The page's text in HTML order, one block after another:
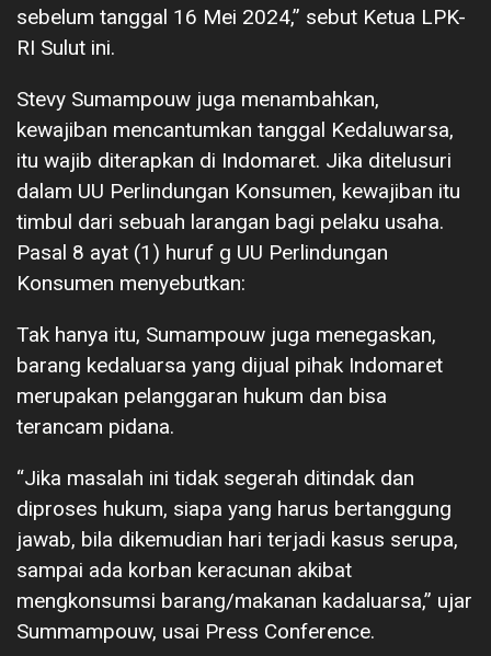
sebelum tanggal 16 Mei 2024,” sebut Ketua LPK-
RI Sulut ini.
Stevy Sumampouw juga menambahkan,
kewajiban mencantumkan tanggal Kedaluwarsa,
itu wajib diterapkan di Indomaret. Jika ditelusuri
dalam UU Perlindungan Konsumen, kewajiban itu
timbul dari sebuah larangan bagi pelaku usaha.
Pasal 8 ayat (1) huruf g UU Perlindungan
Konsumen menyebutkan:
Tak hanya itu, Sumampouw juga menegaskan,
barang kedaluarsa yang dijual pihak Indomaret
merupakan pelanggaran hukum dan bisa
terancam pidana.
“Jika masalah ini tidak segerah ditindak dan
diproses hukum, siapa yang harus bertanggung
jawab, bila dikemudian hari terjadi kasus serupa,
sampai ada korban keracunan akibat
mengkonsumsi barang/makanan kadaluarsa,” ujar
Summampouw, usai Press Conference.